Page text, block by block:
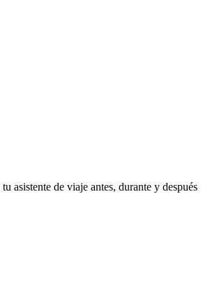
asistente de viaje antes, durante y después